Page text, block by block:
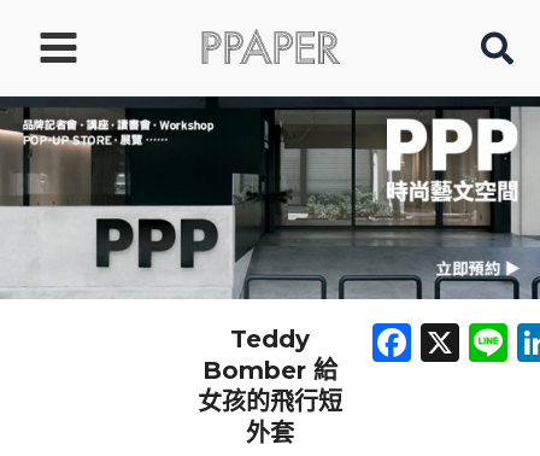
要
內
Teddy
Bomber 給
女孩的飛行短
外套
X